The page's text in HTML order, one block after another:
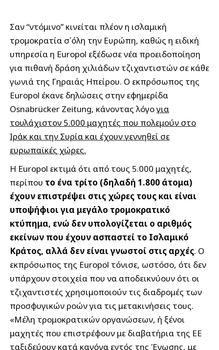
Σαν “ντόμινο” κινείται πλέον η ισλαμική
τρομοκρατία σ΄όλη την Ευρώπη, καθώς η ειδική
υπηρεσία η Europol εξέδωσε νέα προειδοποίηση
για πιθανή δράση χιλιάδων τζιχαντιστών σε κάθε
γωνιά της Γηραιάς Ηπείρου. Ο εκπρόσωπος της
Europol έκανε δηλώσεις στην εφημερίδα
Osnabrücker Zeitung, κάνοντας λόγογια
τουλάχιστον 5.000 μαχητές που πολεμούν στο
Ιράκ και την Συρία και έχουν γεννηθεί σε
ευρωπαϊκές χώρες.
Η Europol εκτιμά ότι από τους 5.000 μαχητές,
περίπου το ένα τρίτο (δηλαδή 1.800 άτομα)
έχουν επιστρέψει στις χώρες τους και είναι
υποψήφιοι για μεγάλο τρομοκρατικό
κτύπημα, ενώ δεν υπολογίζεται ο αριθμός
εκείνων που έχουν ασπαστεί το Ισλαμικό
Κράτος, αλλά δεν είναι γνωστοί στις αρχές. Ο
εκπρόσωπος της Europol τόνισε, ωστόσο, ότι δεν
υπάρχουν στοιχεία που να αποδεικνύουν ότι οι
τζιχαντιστές χρησιμοποιούν τις διαδρομές των
προσφυγικών ροών για τις μετακινήσεις τους.
«Μέλη τρομοκρατικών οργανώσεων, ή ξένοι
μαχητές που επιστρέφουν με διαβατήρια της ΕΕ
ταξιδεύουν κατά κανόνα εντός της Ένωσης, με